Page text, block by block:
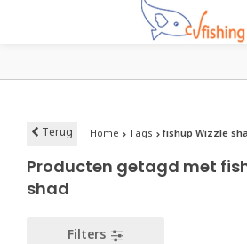
Terug Home Tags fishup Wizzle
Producten getagd met
shad
Filters